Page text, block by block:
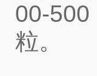
00-500
粒。